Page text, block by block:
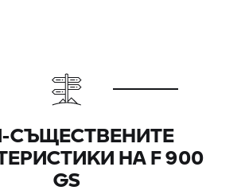
СЪЩЕСТВЕНИТЕ
НА F 900
GS